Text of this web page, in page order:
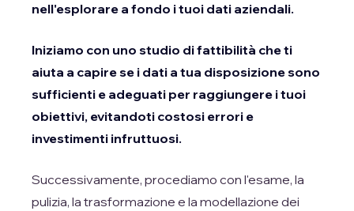
nell'esplorare a fondo i tuoi dati aziendali.
Iniziamo con uno studio di fattibilità che ti
aiuta a capire se i dati a tua disposizione sono
sufficienti e adeguati per raggiungere i tuoi
obiettivi, evitandoti costosi errori e
investimenti infruttuosi.
Successivamente, procediamo con l'esame, la
pulizia, la trasformazione e la modellazione dei